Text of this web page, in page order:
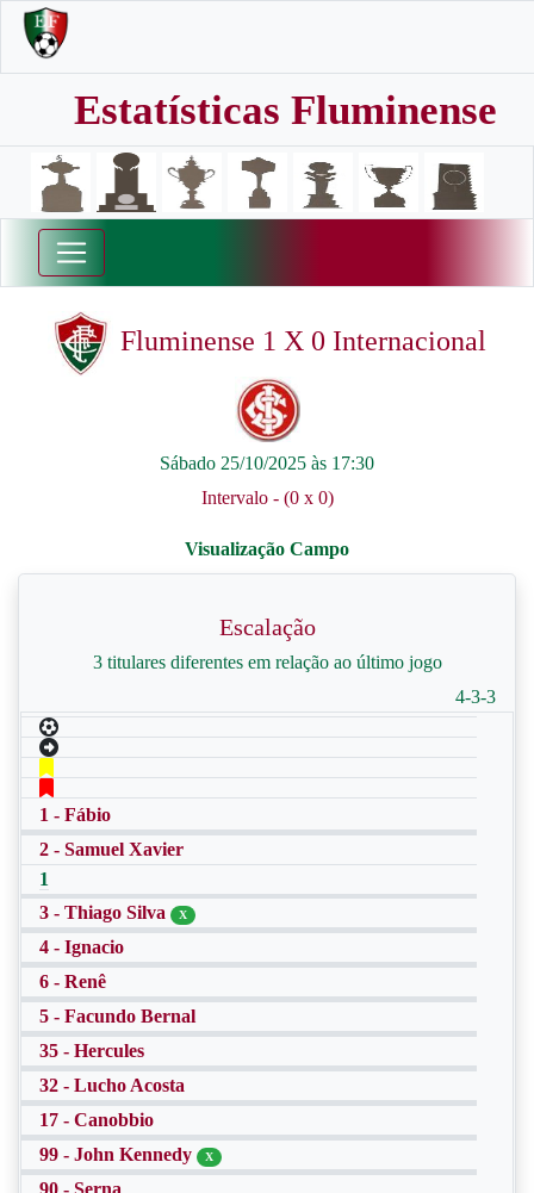
Estatísticas Fluminense
Fluminense 1 X 0 Internacional
Sábado 25/10/2025 às 17:30
Intervalo - (0 x 0)
Escalação
3 titulares diferentes em relação ao último jogo
4-3-3
1 - Fábio
2 - Samuel Xavier
1
3 - Thiago Silva
X
4 - Ignacio
6 - Renê
5 - Facundo Bernal
35 - Hercules
32 - Lucho Acosta
17 - Canobbio
99 - John Kennedy
X
90 - Serna